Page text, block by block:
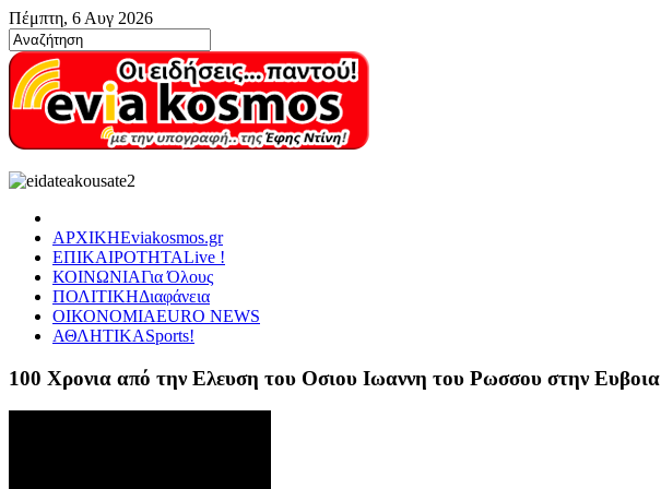
Πέμπτη, 6 Αυγ 2026
ΑΡΧΙΚΗEviakosmos.gr
ΕΠΙΚΑΙΡΟΤΗΤΑLive !
ΚΟΙΝΩΝΙΑΓια Όλους
ΠΟΛΙΤΙΚΗΔιαφάνεια
ΟΙΚΟΝΟΜΙΑEURO NEWS
ΑΘΛΗΤΙΚΑSports!
100 Χρονια από την Ελευση του Οσιου Ιωαννη του Ρωσσου στην Ευβοια